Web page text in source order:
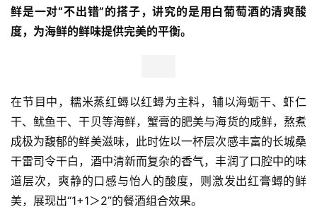
鲜是一对“不出错”的搭子，讲究的是用白葡萄酒的清爽酸
度，为海鲜的鲜味提供完美的平衡。
在节目中，糯米蒸红蟳以红蟳为主料，辅以海蛎干、虾仁
干、鱿鱼干、干贝等海鲜，蟹膏的肥美与海货的咸鲜，熬煮
成极为馥郁的鲜美滋味，此时佐以一杯层次感丰富的长城桑
干雷司令干白，酒中清新而复杂的香气，丰润了口腔中的味
道层次，爽静的口感与怡人的酸度，则激发出红膏蟳的鲜
美，展现出“1+1＞2”的餐酒组合效果。